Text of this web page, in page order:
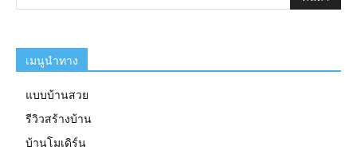
เมนูนำทาง
แบบบ้านสวย
รีวิวสร้างบ้าน
บ้านโมเดิร์น